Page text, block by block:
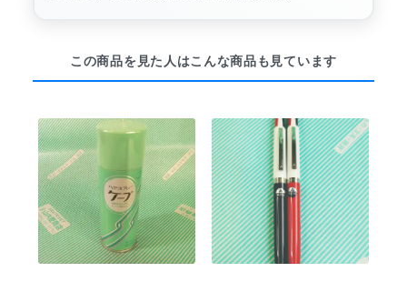
この商品を見た人はこんな商品も見ています